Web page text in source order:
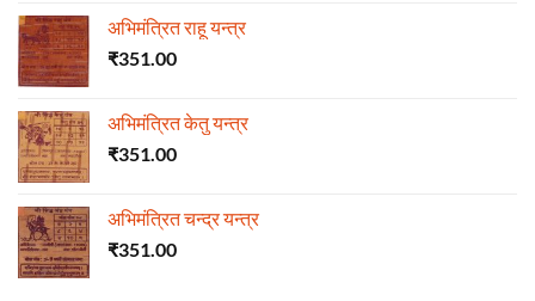
अभिमंत्रित राहू यन्त्र
₹351.00
अभिमंत्रित केतु यन्त्र
₹351.00
अभिमंत्रित चन्द्र यन्त्र
₹351.00